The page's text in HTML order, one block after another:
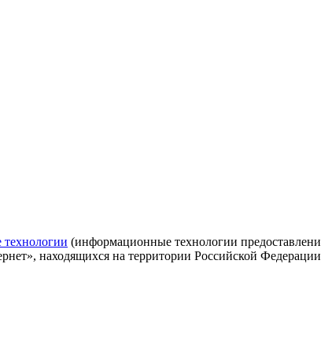
технологии (информационные технологии
находящихся на территории Российской